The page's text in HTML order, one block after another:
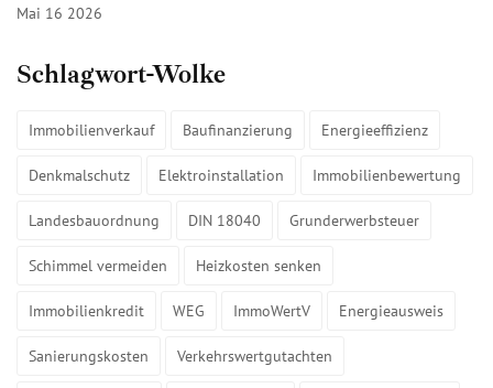
Mai 16 2026
Schlagwort-Wolke
Immobilienverkauf Baufinanzierung Energieeffizienz
Denkmalschutz Elektroinstallation Immobilienbewertung
Landesbauordnung DIN 18040 Grunderwerbsteuer
Schimmel vermeiden Heizkosten senken
Immobilienkredit WEG ImmoWertV Energieausweis
Sanierungskosten Verkehrswertgutachten